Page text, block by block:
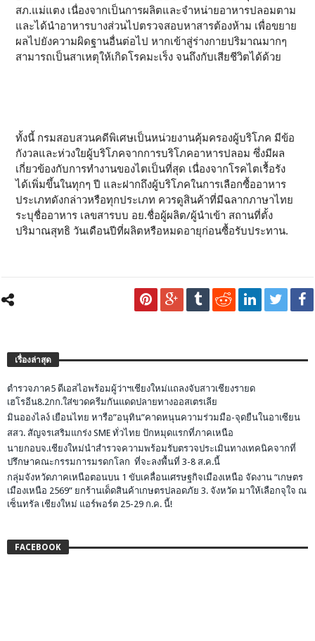
สภ.แม่แตง เนื่องจากเป็นการผลิตและจำหน่ายอาหารปลอมตาม
และได้นำอาหารบางส่วนไปตรวจสอบหาสารต้องห้าม เพื่อขยาย
ผลไปยังความผิดฐานอื่นต่อไป หากเข้าสู่ร่างกายปริมาณมากๆ
สามารถเป็นสาเหตุให้เกิดโรคมะเร็ง จนถึงกับเสียชีวิตได้ด้วย
ทั้งนี้ กรมสอบสวนคดีพิเศษเป็นหน่วยงานคุ้มครองผู้บริโภค มีข้อ
กังวลและห่วงใยผู้บริโภคจากการบริโภคอาหารปลอม ซึ่งมีผล
เกี่ยวข้องกับการทำงานของไตเป็นที่สุด เนื่องจากโรคไตเรื้อรัง
ได้เพิ่มขึ้นในทุกๆ ปี และฝากถึงผู้บริโภคในการเลือกซื้ออาหาร
ประเภทดังกล่าวหรือทุกประเภท ควรดูสินค้าที่มีฉลากภาษาไทย
ระบุชื่ออาหาร เลขสารบบ อย.ชื่อผู้ผลิต/ผู้นำเข้า สถานที่ตั้ง
ปริมาณสุทธิ วันเดือนปีที่ผลิตหรือหมดอายุก่อนซื้อรับประทาน.
เรื่องล่าสุด
ตำรวจภาค5 ดีเอสไอพร้อมผู้ว่าฯเชียงใหม่แถลงจับสาวเชียงรายด
เฮโรอีน8.2กก.ใส่ขวดครีมกันแดดปลายทางออสเตรเลีย
มินอองไลง์ เยือนไทย หารือ”อนุทิน”คาดหนุนความร่วมมือ-จุดยืนในอาเซียน
สสว. สัญจรเสริมแกร่ง SME ทั่วไทย ปักหมุดแรกที่ภาคเหนือ
นายกอบจ.เชียงใหม่นำสำรวจความพร้อมรับตรวจประเมินทางเทคนิคจากที่
ปรึกษาคณะกรรมการมรดกโลก ที่จะลงพื้นที่ 3-8 ส.ค.นี้
กลุ่มจังหวัดภาคเหนือตอนบน 1 ขับเคลื่อนเศรษฐกิจเมืองเหนือ จัดงาน “เกษตร
เมืองเหนือ 2569” ยกร้านเด็ดสินค้าเกษตรปลอดภัย 3. จังหวัด มาให้เลือกจุใจ ณ
เซ็นทรัล เชียงใหม่ แอร์พอร์ต 25-29 ก.ค. นี้!
FACEBOOK